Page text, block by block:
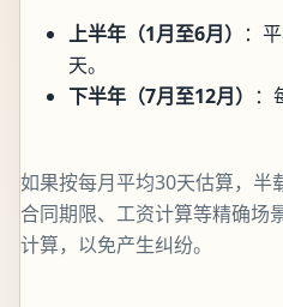
上半年（1月至6月） ：
天。
下半年（7月至12月） ：
如果按每月平均30天估算，半
合同期限、工资计算等精确场
计算，以免产生纠纷。